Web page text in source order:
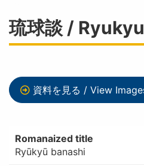
琉球談 /
資料を見る / View
Romanaized title
Ryūkyū banashi